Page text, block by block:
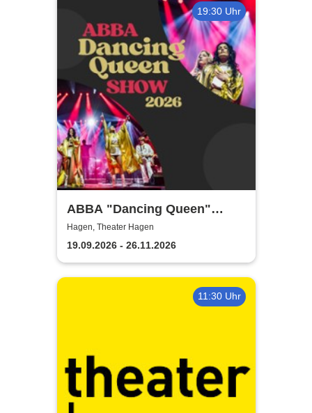
19:30 Uhr
ABBA "Dancing Queen"
Show 2026
Hagen, Theater Hagen
19.09.2026 - 26.11.2026
11:30 Uhr